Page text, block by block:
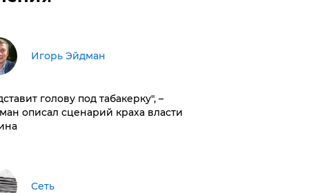
Игорь Эйдман
голову под табакерку", –
описал сценарий краха власти
Сеть